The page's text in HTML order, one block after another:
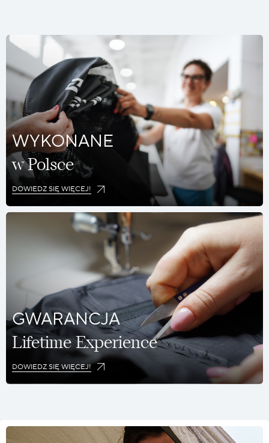
WYKONANE
w Polsce
DOWIEDZ SIĘ WIĘCEJ!
GWARANCJA
Lifetime Experience
DOWIEDZ SIĘ WIĘCEJ!